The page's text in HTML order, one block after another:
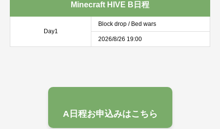
Minecraft HIVE B日程
Day1
Block drop / Bed wars
2026/8/26 19:00
A日程お申込みはこちら